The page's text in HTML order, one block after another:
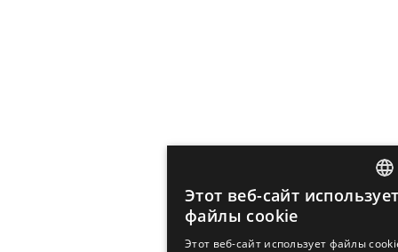
Этот веб-сайт
файлы cookie
Этот веб-сайт использует файлы